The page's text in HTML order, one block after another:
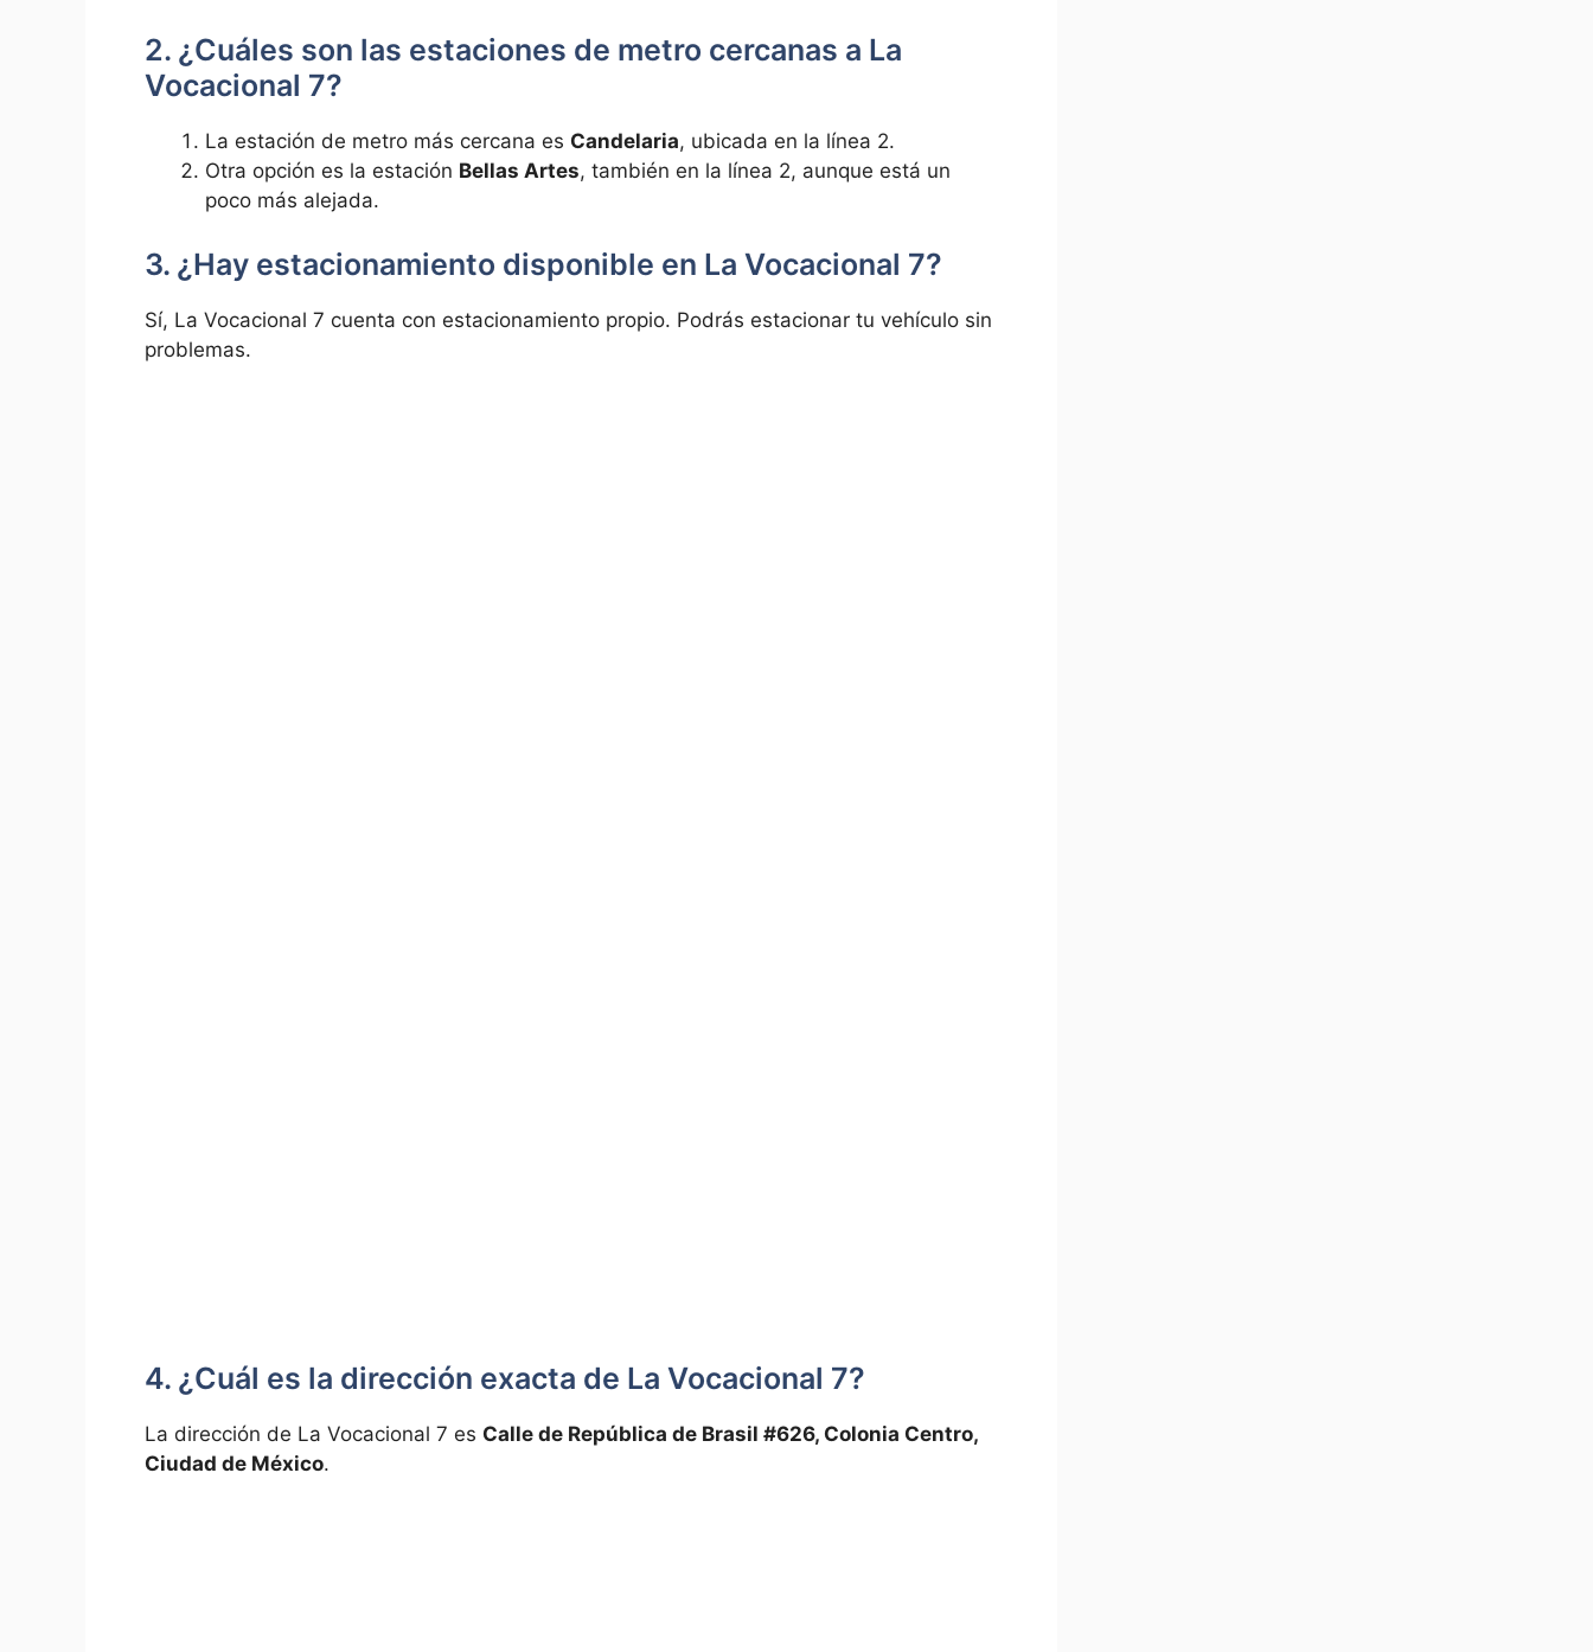
2. ⁤¿Cuáles son las estaciones de metro cercanas a La⁤
Vocacional 7?
La‌ estación⁤ de metro ⁣más cercana es Candelaria, ubicada en la ​línea 2.
Otra opción​ es la estación Bellas Artes, también en la línea ​2, ‌aunque ‍está un
poco más alejada.
3. ¿Hay estacionamiento disponible en La Vocacional 7?
Sí, La Vocacional 7 cuenta con estacionamiento propio. Podrás estacionar tu vehículo ‌sin
problemas.
4. ¿Cuál es la dirección ⁣exacta de La Vocacional 7?
La dirección de La Vocacional 7⁤ es Calle de‌ República de Brasil⁢ #626, Colonia Centro,
Ciudad⁢ de México.